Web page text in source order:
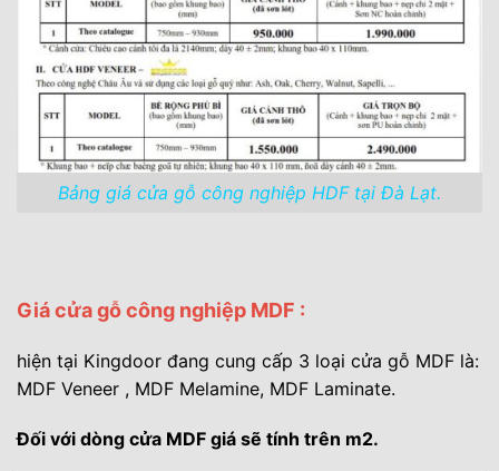
Bảng giá cửa gỗ công nghiệp HDF tại Đà Lạt.
Giá cửa gỗ công nghiệp MDF :
hiện tại Kingdoor đang cung cấp 3 loại cửa gỗ MDF là:
MDF Veneer , MDF Melamine, MDF Laminate.
Đối với dòng cửa MDF giá sẽ tính trên m2.